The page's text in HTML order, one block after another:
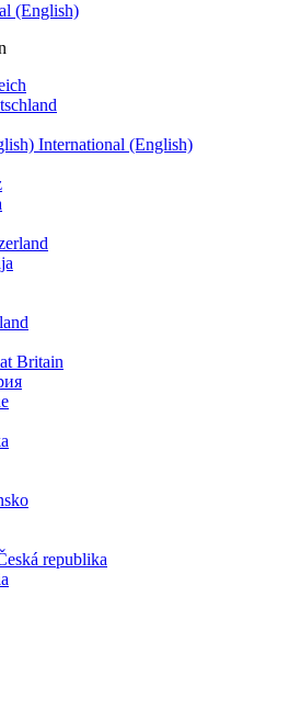
(English)
International (English)
Britain
republika